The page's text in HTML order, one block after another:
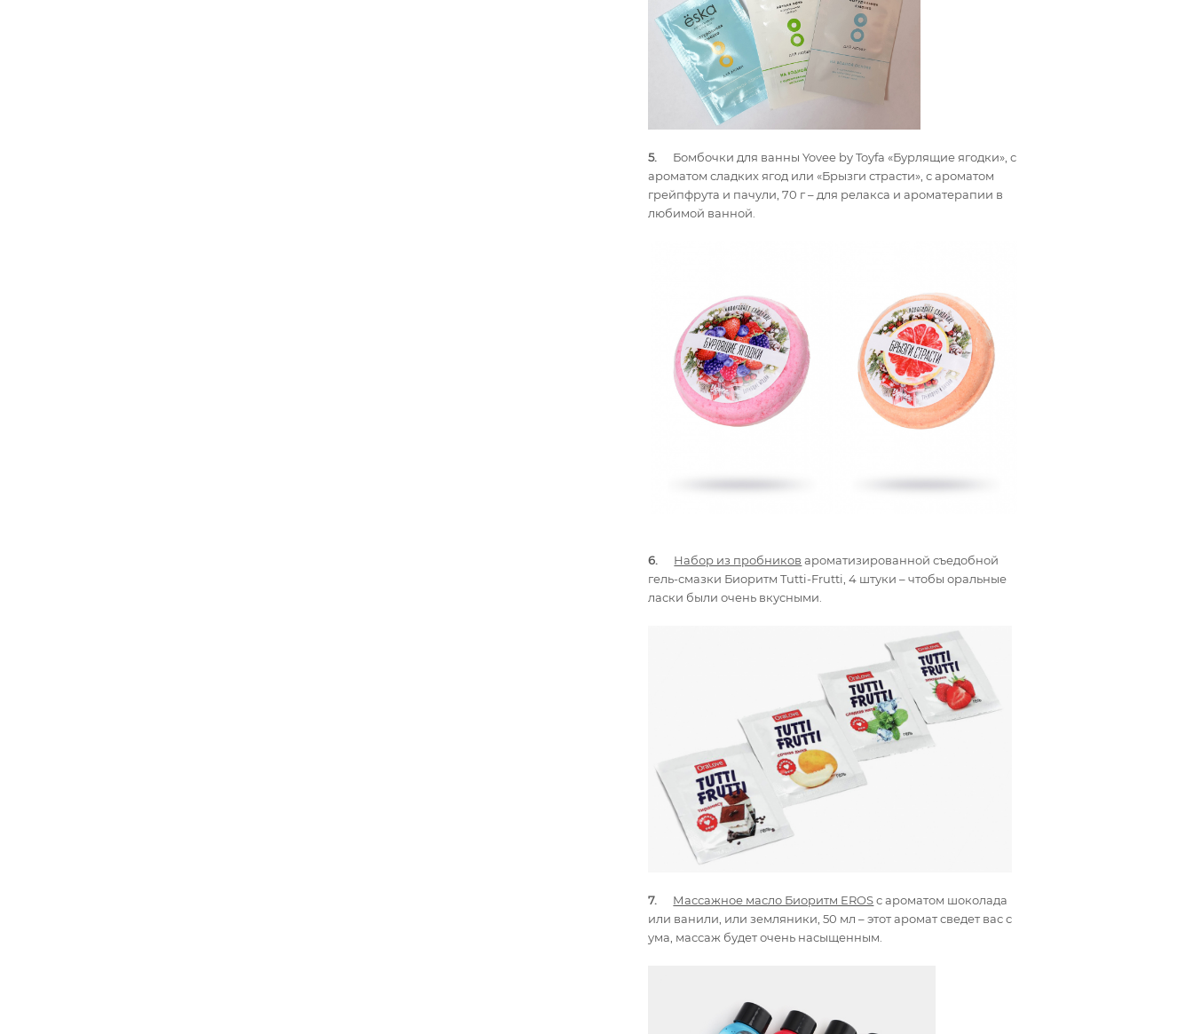
5. Бомбочки для ванны Yovee by Toyfa «Бурлящие ягодки», с
ароматом сладких ягод или «Брызги страсти», с ароматом
грейпфрута и пачули, 70 г – для релакса и ароматерапии в
любимой ванной.
6. Набор из пробников ароматизированной съедобной
гель-смазки Биоритм Tutti-Frutti, 4 штуки – чтобы оральные
ласки были очень вкусными.
7. Массажное масло Биоритм EROSс ароматом шоколада
или ванили, или земляники, 50 мл – этот аромат сведет вас с
ума, массаж будет очень насыщенным.